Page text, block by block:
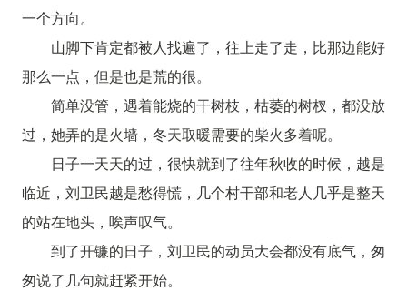
一个方向。
山脚下肯定都被人找遍了，往上走了走，比那边能好
那么一点，但是也是荒的很。
简单没管，遇着能烧的干树枝，枯萎的树杈，都没放
过，她弄的是火墙，冬天取暖需要的柴火多着呢。
日子一天天的过，很快就到了往年秋收的时候，越是
临近，刘卫民越是愁得慌，几个村干部和老人几乎是整天
的站在地头，唉声叹气。
到了开镰的日子，刘卫民的动员大会都没有底气，匆
匆说了几句就赶紧开始。